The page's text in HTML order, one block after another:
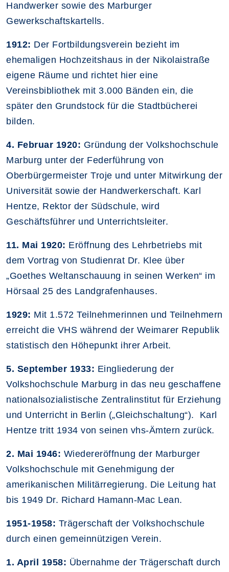
Handwerker sowie des Marburger
Gewerkschaftskartells.
1912: Der Fortbildungsverein bezieht im
ehemaligen Hochzeitshaus in der Nikolaistraße
eigene Räume und richtet hier eine
Vereinsbibliothek mit 3.000 Bänden ein, die
später den Grundstock für die Stadtbücherei
bilden.
4. Februar 1920: Gründung der Volkshochschule
Marburg unter der Federführung von
Oberbürgermeister Troje und unter Mitwirkung der
Universität sowie der Handwerkerschaft. Karl
Hentze, Rektor der Südschule, wird
Geschäftsführer und Unterrichtsleiter.
11. Mai 1920: Eröffnung des Lehrbetriebs mit
dem Vortrag von Studienrat Dr. Klee über
„Goethes Weltanschauung in seinen Werken“ im
Hörsaal 25 des Landgrafenhauses.
1929: Mit 1.572 Teilnehmerinnen und Teilnehmern
erreicht die VHS während der Weimarer Republik
statistisch den Höhepunkt ihrer Arbeit.
5. September 1933: Eingliederung der
Volkshochschule Marburg in das neu geschaffene
nationalsozialistische Zentralinstitut für Erziehung
und Unterricht in Berlin („Gleichschaltung“). Karl
Hentze tritt 1934 von seinen vhs-Ämtern zurück.
2. Mai 1946: Wiedereröffnung der Marburger
Volkshochschule mit Genehmigung der
amerikanischen Militärregierung. Die Leitung hat
bis 1949 Dr. Richard Hamann-Mac Lean.
1951-1958: Trägerschaft der Volkshochschule
durch einen gemeinnützigen Verein.
1. April 1958: Übernahme der Trägerschaft durch